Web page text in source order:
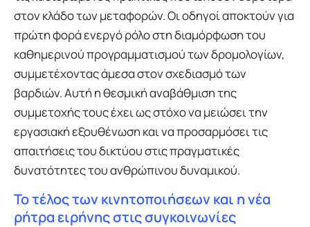
στον κλάδο των μεταφορών. Οι οδηγοί αποκτούν για
πρώτη φορά ενεργό ρόλο στη διαμόρφωση του
καθημερινού προγραμματισμού των δρομολογίων,
συμμετέχοντας άμεσα στον σχεδιασμό των
βαρδιών. Αυτή η θεσμική αναβάθμιση της
συμμετοχής τους έχει ως στόχο να μειώσει την
εργασιακή εξουθένωση και να προσαρμόσει τις
απαιτήσεις του δικτύου στις πραγματικές
δυνατότητες του ανθρώπινου δυναμικού.
Το τέλος των κινητοποιήσεων και η νέα
ρήτρα ειρήνης στις συγκοινωνίες